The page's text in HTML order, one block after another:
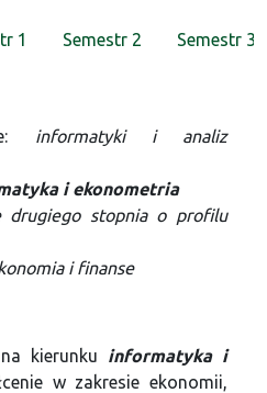
1 Semestr 2 Semestr 3
informatyki i analiz
i ekonometria
drugiego stopnia o profilu
i finanse
kierunku informatyka i
w zakresie ekonomii,